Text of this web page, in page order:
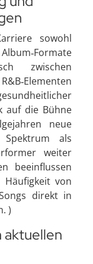
sowohl
zwischen
auf die Bühne
neue
als
weiter
beeinflussen
von
direkt in
)
aktuellen